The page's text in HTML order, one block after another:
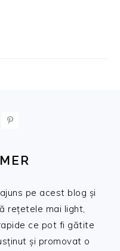
pe acest blog și
rețetele mai light,
ce pot fi gătite
și promovat o